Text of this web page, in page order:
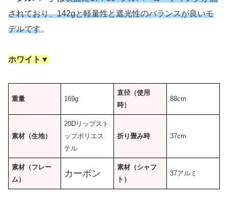
されており、142gと軽量性と遮光性のバランスが良いモ
デルです。
ホワイト▼
重量 169g
直径（使用
時）
88cm
素材（生地）
20Dリップスト
ップポリエス
テル
折り畳み時 37cm
素材 （フレー
ム）
カーボン
素材（シャフ
ト）
37アルミ